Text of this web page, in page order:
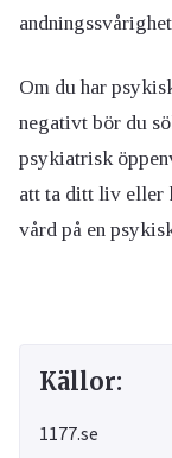
Om du har
negativt bör du
psykiatrisk
att ta ditt liv eller
vård på en
Källor:
1177.se